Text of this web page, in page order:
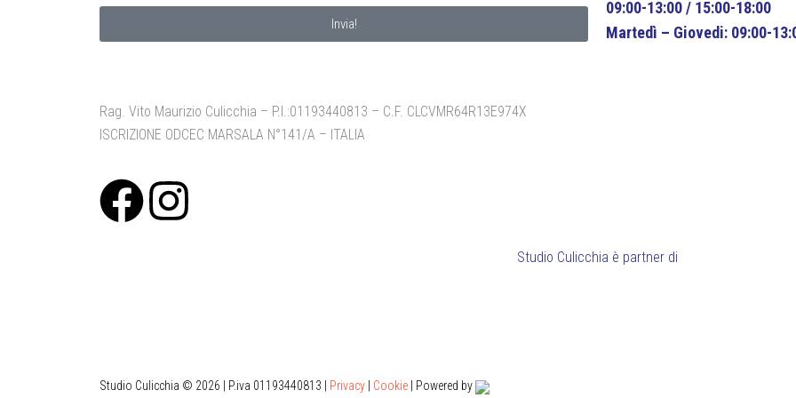
Invia!
09:00-13:00 / 15:00-18:00
Martedì – Giovedi: 09:00-
Rag. Vito Maurizio Culicchia – P.I.:01193440813 – C.F. CLCVMR64R13E974X
ISCRIZIONE ODCEC MARSALA N°141/A – ITALIA
Studio Culicchia è partner di
Studio Culicchia © 2026 | P.iva 01193440813 | Privacy Cookie | Powered by